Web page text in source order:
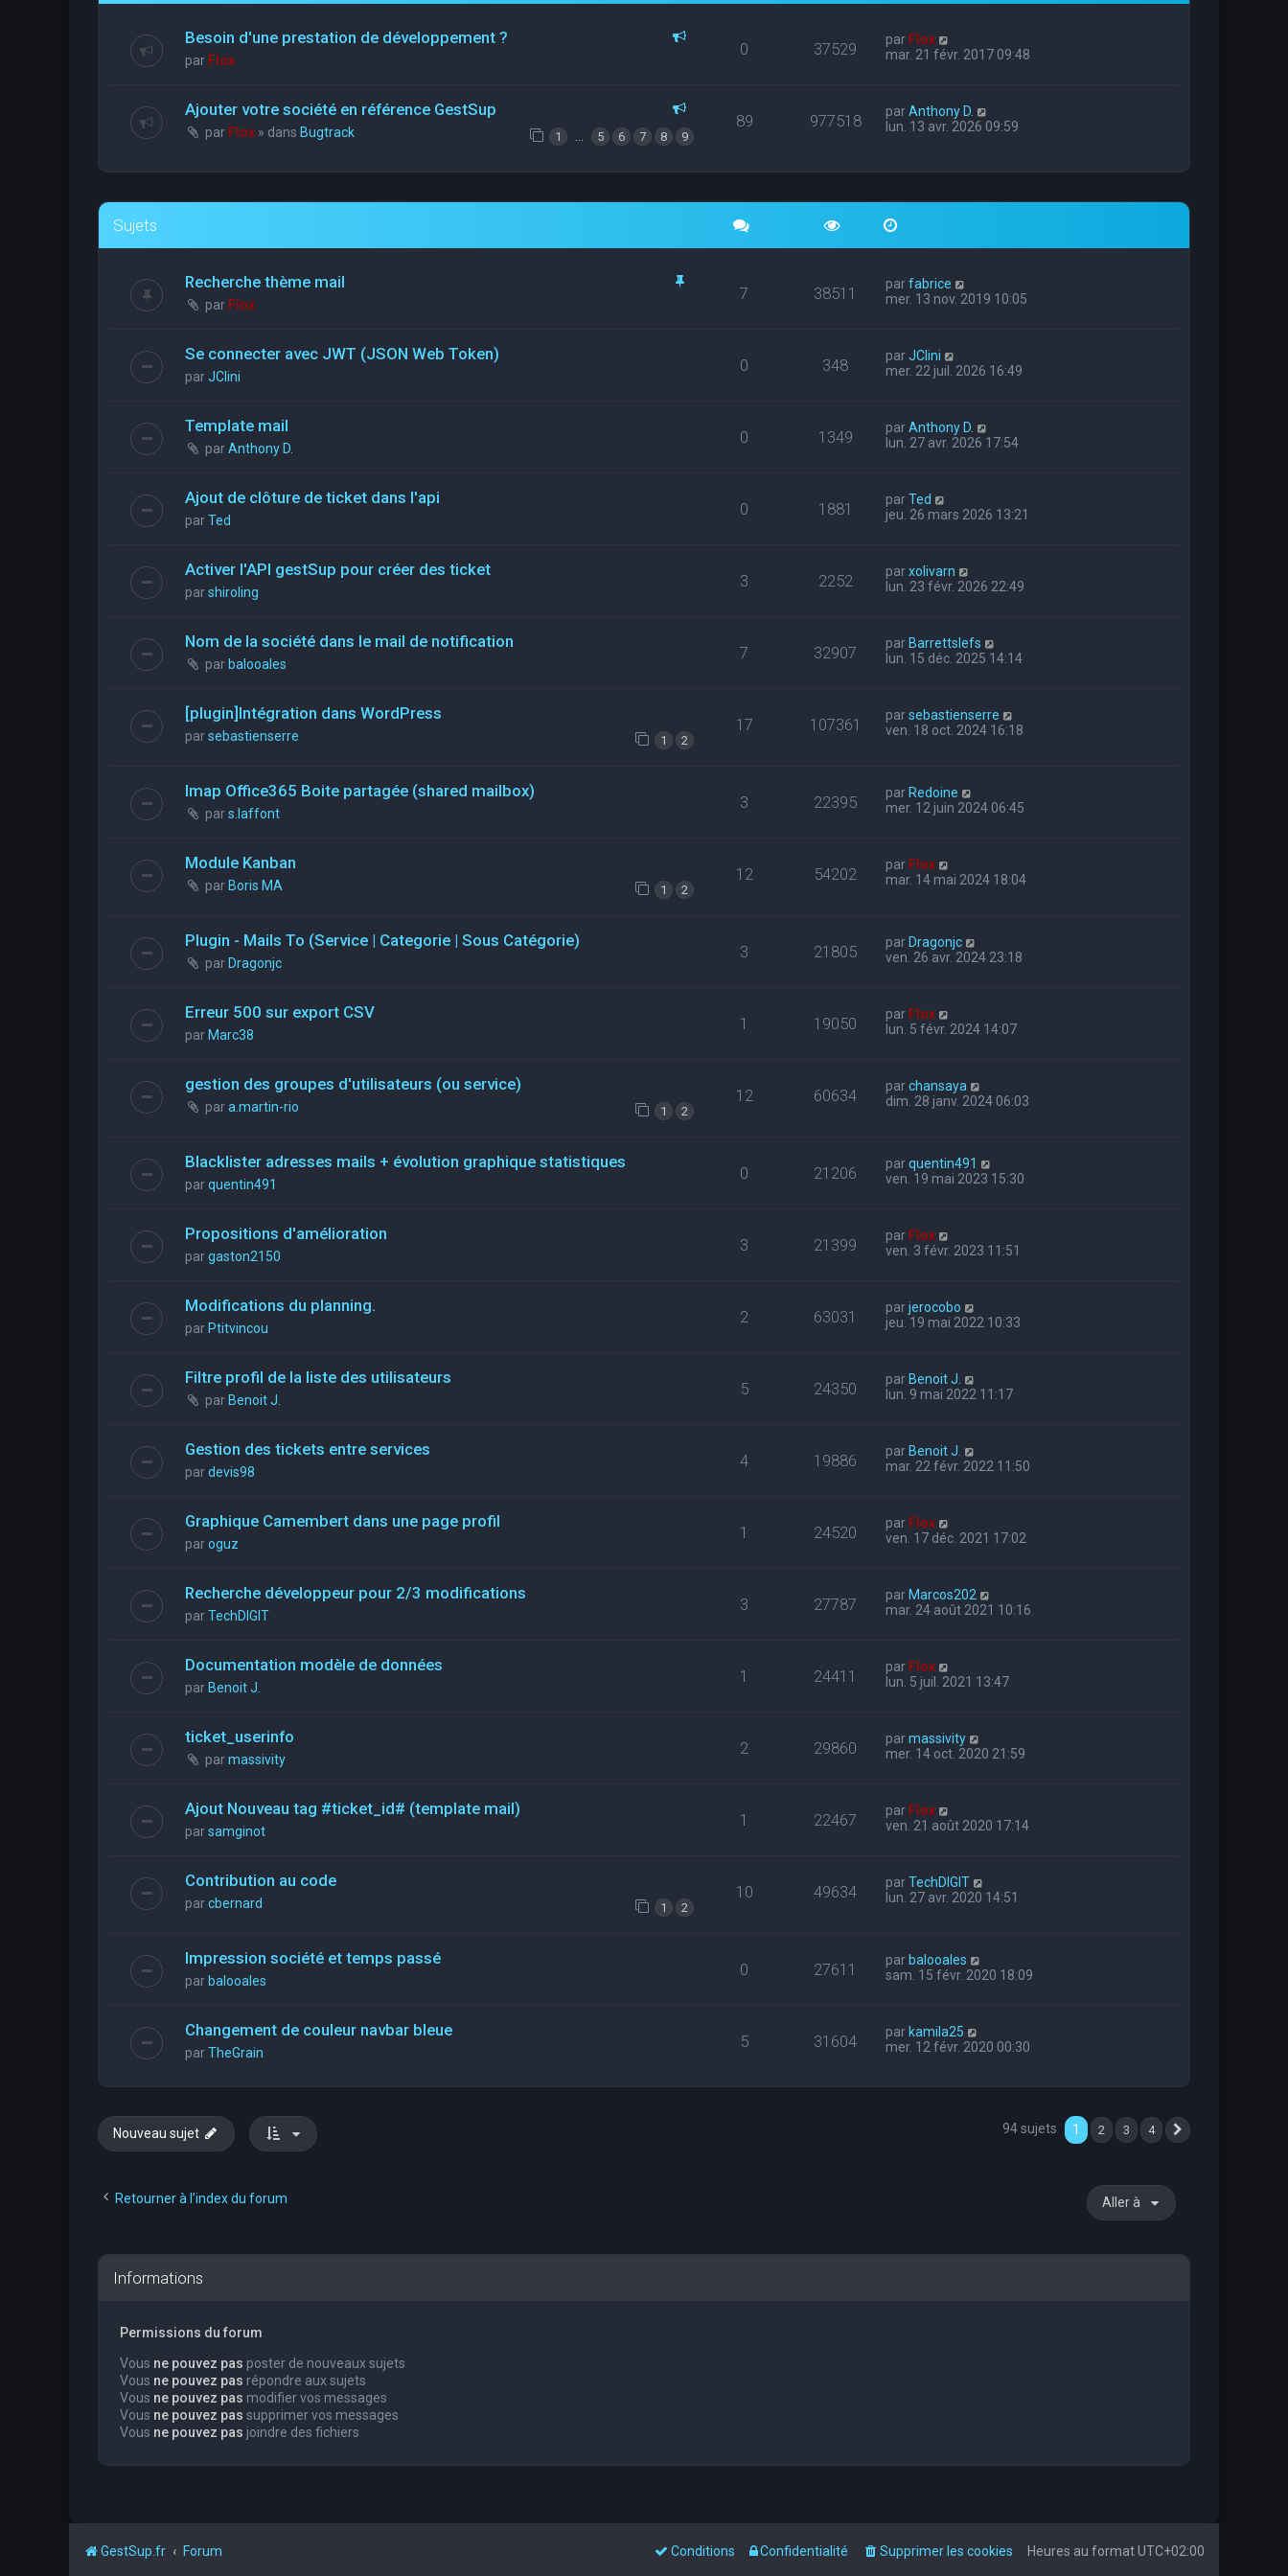
Besoin d'une prestation de développement ?
par Flox
0 37529 par Flox
mar. 21 févr. 2017 09:48
Ajouter votre société en référence GestSup
par Flox » dans Bugtrack 1 5 6 7 8 9
89 977518 parAnthony D.
lun. 13 avr. 2026 09:59
Sujets
Recherche thème mail
par Flox
7 38511 parfabrice
mer. 13 nov. 2019 10:05
Se connecter avec JWT (JSON Web Token)
parJClini
0 348 parJClini
mer. 22 juil. 2026 16:49
Template mail
parAnthony D.
0 1349 parAnthony D.
lun. 27 avr. 2026 17:54
Ajout de clôture de ticket dans l'api
parTed
0 1881 parTed
jeu. 26 mars 2026 13:21
Activer l'API gestSup pour créer des ticket
parshiroling
3 2252 parxolivarn
lun. 23 févr. 2026 22:49
Nom de la société dans le mail de notification
par balooales
7 32907 par Barrettslefs
lun. 15 déc. 2025 14:14
[plugin]Intégration dans WordPress
parsebastienserre 1 2
17 107361 parsebastienserre
ven. 18 oct. 2024 16:18
Imap Office365 Boite partagée (shared mailbox)
pars.laffont
3 22395 par Redoine
mer. 12 juin 2024 06:45
Module Kanban
par Boris MA 1 2
12 54202 par Flox
mar. 14 mai 2024 18:04
Plugin - Mails To (Service | Categorie | Sous Catégorie)
par Dragonjc
3 21805 par Dragonjc
ven. 26 avr. 2024 23:18
Erreur 500 sur export CSV
par Marc38
1 19050 par Flox
lun. 5 févr. 2024 14:07
gestion des groupes d'utilisateurs (ou service)
para.martin-rio 1 2
12 60634 parchansaya
dim. 28 janv. 2024 06:03
Blacklister adresses mails + évolution graphique statistiques
parquentin491
0 21206 parquentin491
ven. 19 mai 2023 15:30
Propositions d'amélioration
pargaston2150
3 21399 par Flox
ven. 3 févr. 2023 11:51
Modifications du planning.
par Ptitvincou
2 63031 parjerocobo
jeu. 19 mai 2022 10:33
Filtre profil de la liste des utilisateurs
par Benoit J.
5 24350 par Benoit J.
lun. 9 mai 2022 11:17
Gestion des tickets entre services
pardevis98
4 19886 par Benoit J.
mar. 22 févr. 2022 11:50
Graphique Camembert dans une page profil
paroguz
1 24520 par Flox
ven. 17 déc. 2021 17:02
Recherche développeur pour 2/3 modifications
parTechDIGIT
3 27787 par Marcos202
mar. 24 août 2021 10:16
Documentation modèle de données
par Benoit J.
1 24411 par Flox
lun. 5 juil. 2021 13:47
ticket_userinfo
parmassivity
2 29860 parmassivity
mer. 14 oct. 2020 21:59
Ajout Nouveau tag #ticket_id# (template mail)
parsamginot
1 22467 par Flox
ven. 21 août 2020 17:14
Contribution au code
parcbernard 1 2
10 49634 parTechDIGIT
lun. 27 avr. 2020 14:51
Impression société et temps passé
par balooales
0 27611 par balooales
sam. 15 févr. 2020 18:09
Changement de couleur navbar bleue
parTheGrain
5 31604 par kamila25
mer. 12 févr. 2020 00:30
Nouveau sujet 94 sujets 1 2 3 4
Retourner à l’index du forum Aller à
Informations
Permissions du forum
Vous ne pouvez pas poster de nouveaux sujets
Vous ne pouvez pas répondre aux sujets
Vous ne pouvez pas modifier vos messages
Vous ne pouvez pas supprimer vos messages
Vous ne pouvez pas joindre des fichiers
GestSup.fr Forum Heures au formatUTC+02:00
Supprimer les cookies
Confidentialité
Conditions